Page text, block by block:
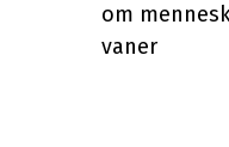
om
vaner